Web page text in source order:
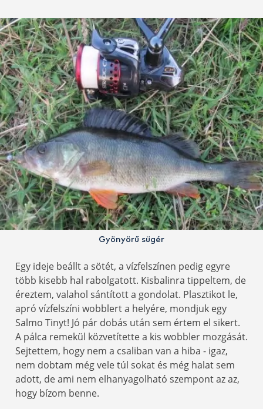
Gyönyörű sügér
Egy ideje beállt a sötét, a vízfelszínen pedig egyre
több kisebb hal rabolgatott. Kisbalinra tippeltem, de
éreztem, valahol sántított a gondolat. Plasztikot le,
apró vízfelszíni wobblert a helyére, mondjuk egy
Salmo Tinyt! Jó pár dobás után sem értem el sikert.
A pálca remekül közvetítette a kis wobbler mozgását.
Sejtettem, hogy nem a csaliban van a hiba - igaz,
nem dobtam még vele túl sokat és még halat sem
adott, de ami nem elhanyagolható szempont az az,
hogy bízom benne.